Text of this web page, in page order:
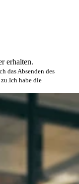
erhalten.
das Absenden des
zu. Ich habe die